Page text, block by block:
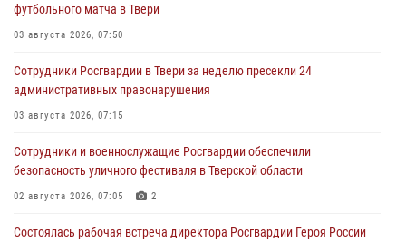
футбольного матча в Твери
03 августа 2026, 07:50
Сотрудники Росгвардии в Твери за неделю пресекли 24
административных правонарушения
03 августа 2026, 07:15
Сотрудники и военнослужащие Росгвардии обеспечили
безопасность уличного фестиваля в Тверской области
02 августа 2026, 07:05 2
Состоялась рабочая встреча директора Росгвардии Героя России